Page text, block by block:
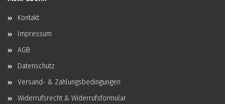
Kontakt
Impressum
AGB
Datenschutz
Versand- & Zahlungsbedingungen
Widerrufsrecht & Widerrufsformular